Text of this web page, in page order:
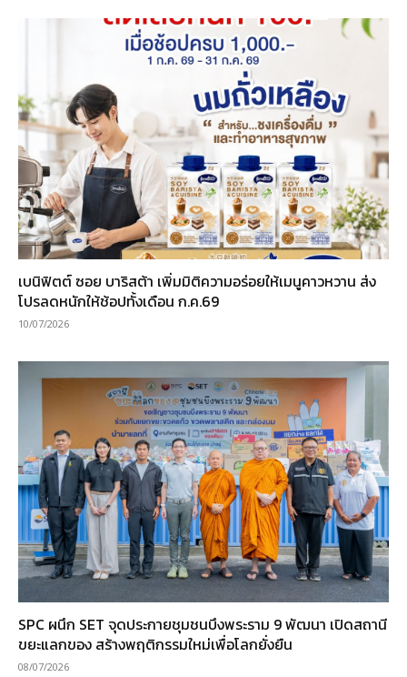
เบนิฟิตต์ ซอย บาริสต้า เพิ่มมิติความอร่อยให้เมนูคาวหวาน ส่ง
โปรลดหนักให้ช้อปทั้งเดือน ก.ค.69
10/07/2026
SPC ผนึก SET จุดประกายชุมชนบึงพระราม 9 พัฒนา เปิดสถานี
ขยะแลกของ สร้างพฤติกรรมใหม่เพื่อโลกยั่งยืน
08/07/2026